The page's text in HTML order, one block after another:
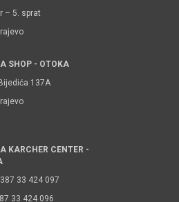
– 5. sprat
SHOP - OTOKA
137A
KARCHER CENTER -
33 424 097
33 424 096